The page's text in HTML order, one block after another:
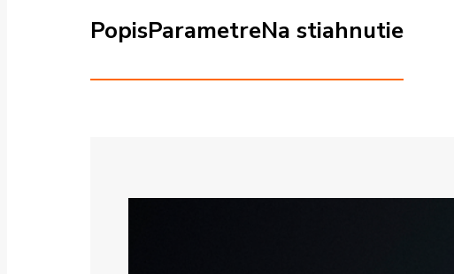
PopisParametreNa stiahnutie